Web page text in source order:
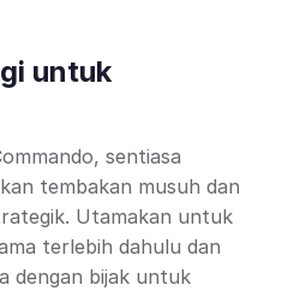
untuk
sentiasa
tembakan musuh dan
Utamakan untuk
terlebih dahulu dan
dengan bijak untuk